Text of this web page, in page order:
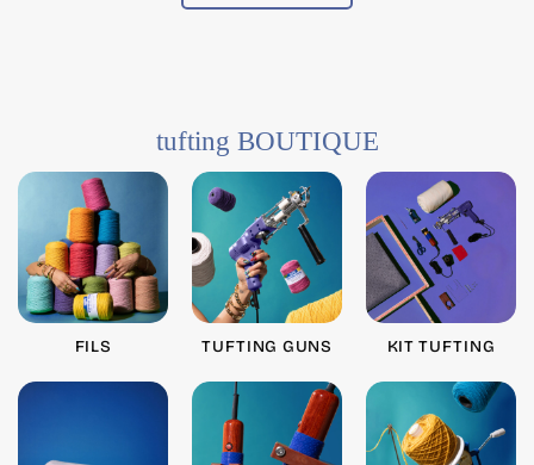
tufting BOUTIQUE
FILS TUFTING GUNS KIT TUFTING